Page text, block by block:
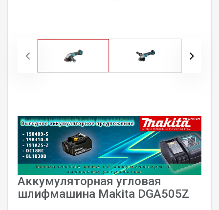
Аккумуляторная угловая
шлифмашина Makita DGA505Z